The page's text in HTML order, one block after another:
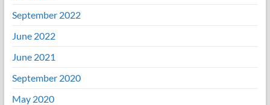
September 2022
June 2022
June 2021
September 2020
May 2020